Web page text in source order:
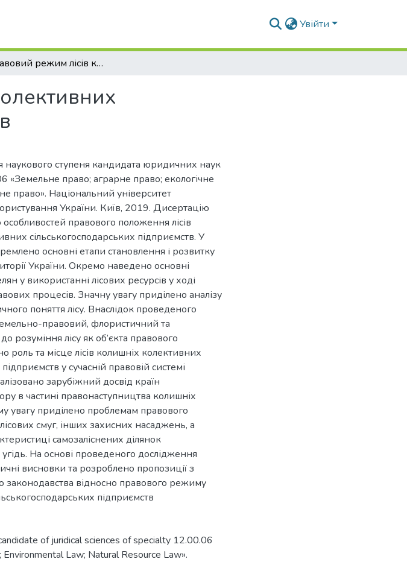
Увійти
Правовий режим лісів колишніх колективних сільскогосподарських підприємств
наукового ступеня кандидата юридичних наук
«Земельне право; аграрне право; екологічне
право». Національний університет
України. Київ, 2019. Дисертацію
правового положення лісів
сільськогосподарських підприємств. У
основні етапи становлення і розвитку
України. Окремо наведено основні
у використанні лісових ресурсів у ході
процесів. Значну увагу приділено аналізу
поняття лісу. Внаслідок проведеного
правовий, флористичний та
розуміння лісу як об’єкта правового
роль та місце лісів колишніх колективних
у сучасній правовій системі
зарубіжний досвід країн
в частині правонаступництва колишніх
увагу приділено проблемам правового
смуг, інших захисних насаджень, а
самозаліснених ділянок
На основі проведеного дослідження
висновки та розроблено пропозиції з
законодавства відносно правового режиму
підприємств
of juridical sciences of specialty 12.00.06
Law; Natural Resource Law».